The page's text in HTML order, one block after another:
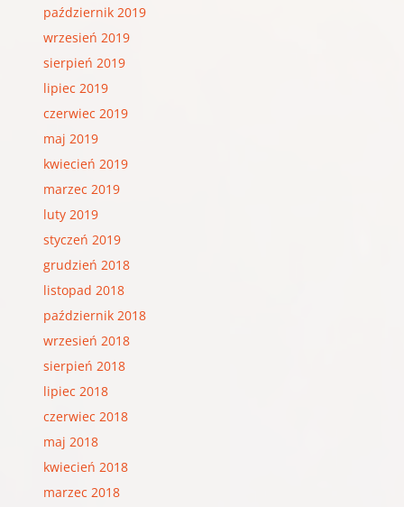
październik 2019
wrzesień 2019
sierpień 2019
lipiec 2019
czerwiec 2019
maj 2019
kwiecień 2019
marzec 2019
luty 2019
styczeń 2019
grudzień 2018
listopad 2018
październik 2018
wrzesień 2018
sierpień 2018
lipiec 2018
czerwiec 2018
maj 2018
kwiecień 2018
marzec 2018